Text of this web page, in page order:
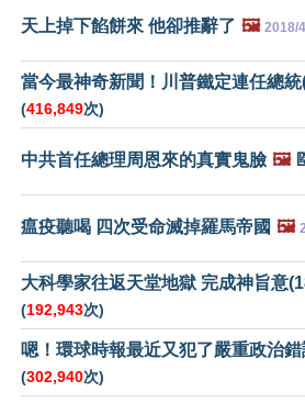
天上掉下餡餅來 他卻推辭了 🖼️ 2018/
當今最神奇新聞！川普鐵定連任總統
(416,849次)
中共首任總理周恩來的真實鬼臉 🖼️
瘟疫聽喝 四次受命滅掉羅馬帝國 🖼️
大科學家往返天堂地獄 完成神旨意
(192,943次)
嗯！環球時報最近又犯了嚴重政治錯
(302,940次)